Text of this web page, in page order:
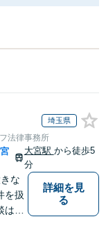
埼玉県
法律事務所
大宮駅 から徒歩5
分
な
を扱
、
詳細を見
る